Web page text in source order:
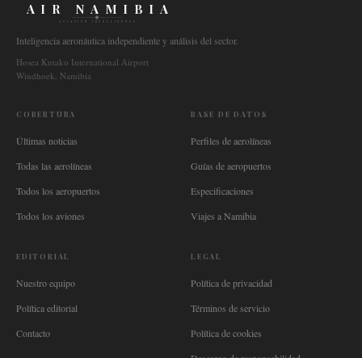
AIR NAMIBIA
AVIATION INTELLIGENCE
Inteligencia aeronáutica independiente y análisis del sector.
Hosea Kutako International Airport
Windhoek, Namibia
COBERTURA
Últimas noticias
Todas las aerolíneas
Todos los aeropuertos
Todos los aviones
BASE DE DATOS
Perfiles de aerolíneas
Guías de aeropuertos
Especificaciones
Viajes a Namibia
EDITORIAL
Nuestro equipo
Política editorial
Contacto
LEGAL
Política de privacidad
Términos de servicio
Política de cookies